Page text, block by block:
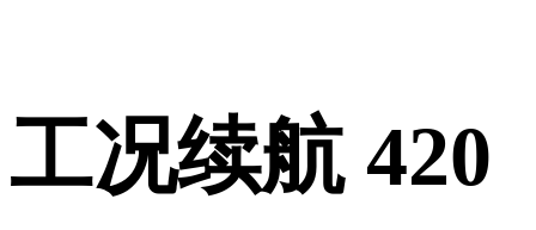
工况续航 420